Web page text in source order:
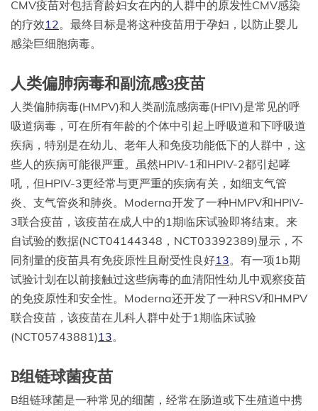
CMV疫苗对包括育龄妇女在内的人群中的原发性CMV感染
的疗效12。最终目标是将这种疫苗用于孕妇，以防止婴儿
感染巨细胞病毒。
人类偏肺病毒和副流感3疫苗
人类偏肺病毒(HMPV)和人类副流感病毒(HPIV)是常见的呼
吸道病毒，可在所有年龄的个体中引起上呼吸道和下呼吸道
疾病，特别是在幼儿、老年人和免疫功能低下的人群中，这
些人的疾病可能很严重。虽然HPIV-1和HPIV-2都引起哮
吼，但HPIV-3更经常与更严重的疾病有关，如细支气管
炎、支气管炎和肺炎。Moderna开发了一种HMPV和HPIV-
3联合疫苗，该疫苗在成人中的1期临床试验即将结束。来
自试验的数据(NCT04144348，NCT03392389)显示，不
同剂量的疫苗具有免疫原性且耐受性良好13。有一项1b期
试验计划在以前接触过这些病毒的血清阳性幼儿中观察疫苗
的免疫原性和安全性。Moderna还开发了一种RSV和HMPV
联合疫苗，该疫苗在儿科人群中处于1期临床试验
(NCT05743881)13。
B组链球菌疫苗
B组链球菌是一种常见的细菌，经常在肠道或下生殖道中携